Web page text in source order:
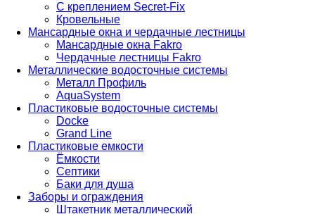
С креплением Secret-Fix
Кровельные
Мансардные окна и чердачные лестницы
Мансардные окна Fakro
Чердачные лестницы Fakro
Металлические водосточные системы
Металл Профиль
AquaSystem
Пластиковые водосточные системы
Docke
Grand Line
Пластиковые емкости
Ёмкости
Септики
Баки для душа
Заборы и ограждения
Штакетник металлический